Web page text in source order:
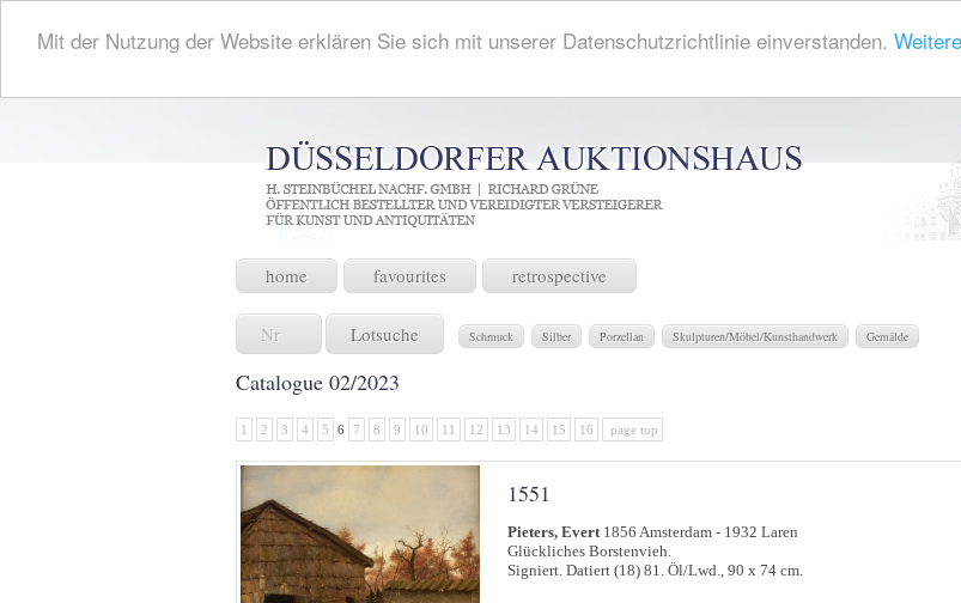
Mit der Nutzung der Website erklären Sie sich mit unserer Datenschutzrichtlinie einverstanden.
home favourites retrospective
Lotsuche Schmuck Silber Porzellan Skulpturen/Möbel/Kunsthandwerk Gemälde
Catalogue 02/2023
1 2 3 4 5 6 7 8 9 10 11 12 13 14 15 16 page top
1551
Pieters, Evert1856 Amsterdam - 1932 Laren
Glückliches Borstenvieh.
Signiert. Datiert (18) 81. Öl/Lwd., 90 x 74 cm.